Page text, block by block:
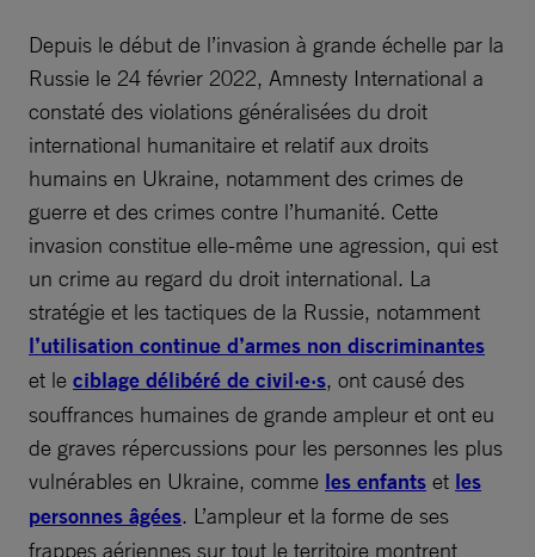
Depuis le début de l’invasion à grande échelle par la
Russie le 24 février 2022, Amnesty International a
constaté des violations généralisées du droit
international humanitaire et relatif aux droits
humains en Ukraine, notamment des crimes de
guerre et des crimes contre l’humanité. Cette
invasion constitue elle-même une agression, qui est
un crime au regard du droit international. La
stratégie et les tactiques de la Russie, notamment
l’utilisation continue d’armes non discriminantes
et le ciblage délibéré de civil·e·s, ont causé des
souffrances humaines de grande ampleur et ont eu
de graves répercussions pour les personnes les plus
vulnérables en Ukraine, comme les enfants et les
personnes âgées. L’ampleur et la forme de ses
frappes aériennes sur tout le territoire montrent